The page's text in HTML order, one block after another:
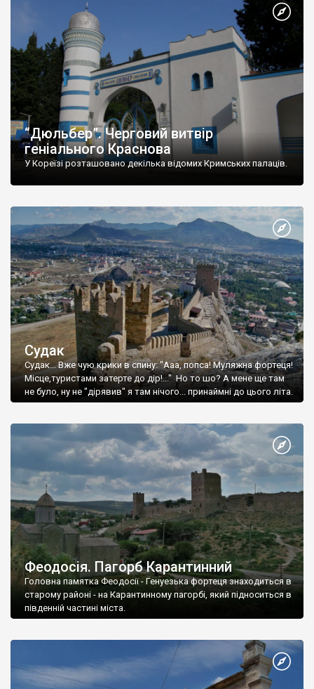
“Дюльбер”. Черговий витвір
геніального Краснова
У Кореїзі розташовано декілька відомих Кримських палаців.
Судак
Судак... Вже чую крики в спину: "Ааа, попса! Муляжна фортеця!
Місце,туристами затерте до дір!..." Но то шо? А мене ще там
не було, ну не "дірявив" я там нічого... принаймні до цього літа.
Феодосія. Пагорб Карантинний
Головна памятка Феодосії - Генуезька фортеця знаходиться в
старому районі - на Карантинному пагорбі, який підноситься в
південній частині міста.